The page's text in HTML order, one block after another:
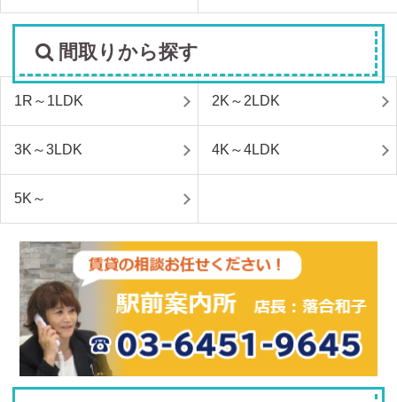
間取りから探す
1R～1LDK 2K～2LDK
3K～3LDK 4K～4LDK
5K～